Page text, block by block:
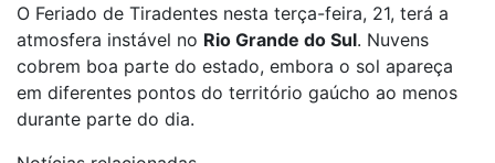
O Feriado de Tiradentes nesta terça-feira, 21, terá a
atmosfera instável no Rio Grande do Sul. Nuvens
cobrem boa parte do estado, embora o sol apareça
em diferentes pontos do território gaúcho ao menos
durante parte do dia.